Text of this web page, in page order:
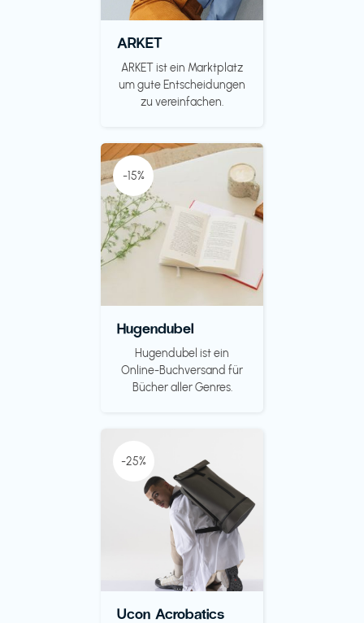
ARKET
ARKET ist ein Marktplatz
um gute Entscheidungen
zu vereinfachen.
-15%
Hugendubel
Hugendubel ist ein
Online-Buchversand für
Bücher aller Genres.
-25%
Ucon Acrobatics